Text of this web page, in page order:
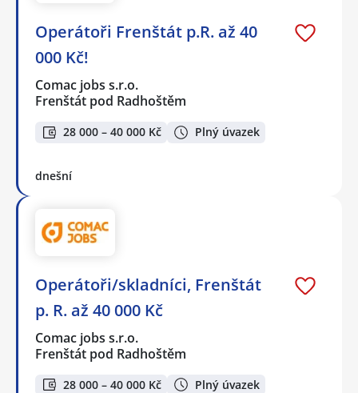
Operátoři Frenštát p.R. až 40
000 Kč!
Comac jobs s.r.o.
Frenštát pod Radhoštěm
28 000 – 40 000 Kč Plný úvazek
dnešní
Operátoři/skladníci, Frenštát
p. R. až 40 000 Kč
Comac jobs s.r.o.
Frenštát pod Radhoštěm
28 000 – 40 000 Kč Plný úvazek